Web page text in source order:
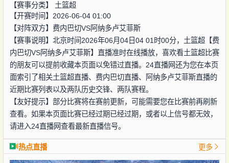
【赛事分类】 土篮超
【开赛时间】2026-06-04 01:00
【对阵双方】 费内巴切VS阿纳多卢艾菲斯
【赛事说明】北京时间2026年06月04日04 01时00分，土篮超【费
内巴切VS阿纳多卢艾菲斯】直播准时在线播放，喜欢看土篮超比赛
的朋友可以提前收藏本页面以免错过直播。24直播网还为您在本页
面索引了相关土篮超直播、费内巴切直播、阿纳多卢艾菲斯直播的
近期比赛列表以及两队历史交锋、两队赛程。
【友好提示】部分比赛将在赛前更新，可能需要您在比赛前再刷新
查看。如果本页面比赛已经过期已经过期，或者以上信号都无效，
请进入24直播网查看最新直播信号。
热点直播 更多